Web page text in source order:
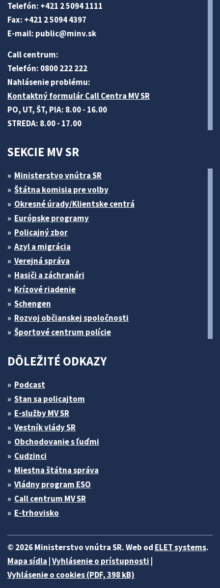
Telefón: +421 2 5094 1111
Fax: +421 2 5094 4397
E-mail: public@minv.sk
Call centrum:
Telefón: 0800 222 222
Nahlásenie problému:
Kontaktný formulár Call Centra MV SR
PO, UT, ŠT, PIA: 8.00 - 16.00
STREDA: 8.00 - 17.00
SEKCIE MV SR
Ministerstvo vnútra SR
Štátna komisia pre volby
Okresné úrady/Klientske centrá
Európske programy
Policajný zbor
Azyl a migrácia
Verejná správa
Hasiči a záchranári
Krízové riadenie
Schengen
Rozvoj občianskej spoločnosti
Športové centrum polície
DÔLEŽITÉ ODKAZY
Podcast
Stan sa policajtom
E-služby MV SR
Vestník vlády SR
Obchodovanie s ľuďmi
Cudzinci
Miestna štátna správa
Vládny program ESO
Call centrum MV SR
E-trhovisko
© 2026 Ministerstvo vnútra SR. Web od ELET systems.
Mapa sídla Vyhlásenie o prístupnosti
Vyhlásenie o cookies (PDF, 398 kB)